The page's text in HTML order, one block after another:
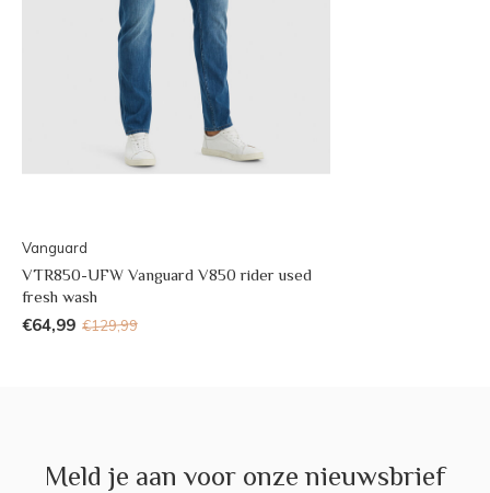
Vanguard
VTR850-UFW Vanguard V850 rider used
fresh wash
€64,99 €129,99
Meld je aan voor onze nieuwsbrief